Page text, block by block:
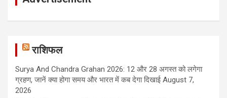
राशिफल
Surya And Chandra Grahan 2026: 12 और 28 अगस्त को लगेगा
ग्रहण, जानें क्या होगा समय और भारत में कब देगा दिखाई August 7,
2026